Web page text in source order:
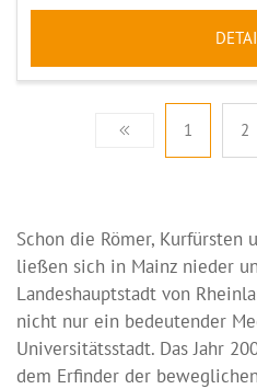
1 2
Schon die Römer, Kurfürsten
ließen sich in Mainz nieder
Landeshauptstadt von
nicht nur ein bedeutender
Universitätsstadt. Das Jahr
dem Erfinder der